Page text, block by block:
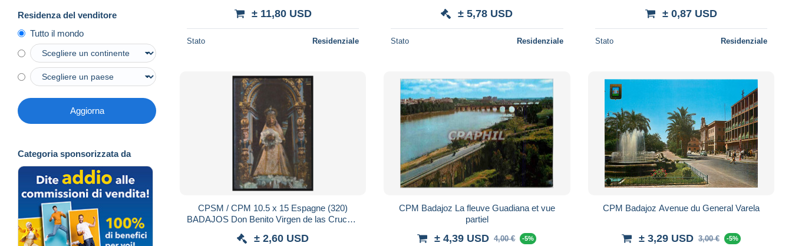
Residenza del venditore
Tutto il mondo
Aggiorna
Categoria sponsorizzata da
± 11,80 USD
Stato Residenziale
± 5,78 USD
Stato Residenziale
± 0,87 USD
Stato Residenziale
CPSM / CPM 10.5 x 15 Espagne (320)
BADAJOS Don Benito Virgen de las Cruces,
± 2,60 USD
CPM Badajoz La fleuve Guadiana et vue
partiel
± 4,39 USD 4,00 € -5%
CPM Badajoz Avenue du General Varela
± 3,29 USD 3,00 € -5%